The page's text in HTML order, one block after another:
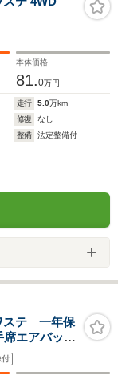
本体価格
81.0万円
走行 5.0万km
修復
なし
整備
法定整備付
ステ 一年保
エアバッ
板キ
付